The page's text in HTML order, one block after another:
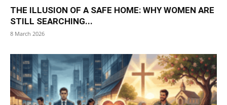
THE ILLUSION OF A SAFE HOME: WHY WOMEN ARE
STILL SEARCHING...
8 March 2026